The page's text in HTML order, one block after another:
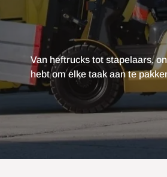
Van heftrucks tot stapelaars,
hebt om elke taak aan te